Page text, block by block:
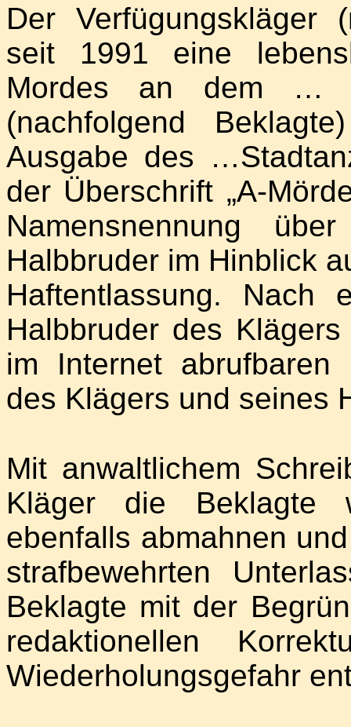
Der Verfügungskläger
seit 1991 eine
Mordes an dem …
(nachfolgend
Ausgabe des
der Überschrift „A-
Namensnennung
Halbbruder im Hinblick
Haftentlassung. Nach
Halbbruder des
im Internet abrufbaren
des Klägers und seines
Mit anwaltlichem
Kläger die Beklagte
ebenfalls abmahnen
strafbewehrten
Beklagte mit der
redaktionellen
Wiederholungsgefahr